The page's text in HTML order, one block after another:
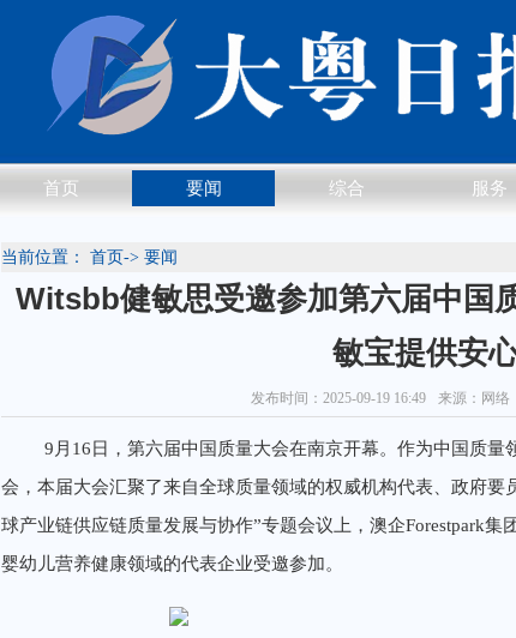
首页 要闻 综合 服务
当前位置： 首页-> 要闻
Witsbb健敏思受邀参加第六届中国
敏宝提供安
发布时间：2025-09-19 16:49 来源：网络
9月16日，第六届中国质量大会在南京开幕。作为中国质
会，本届大会汇聚了来自全球质量领域的权威机构代表、政府
球产业链供应链质量发展与协作”专题会议上，澳企Forestpark
婴幼儿营养健康领域的代表企业受邀参加。